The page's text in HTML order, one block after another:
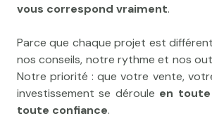
👉 Vous recherchez une
Venez rencontrerLe Marché
équipe locale, engagée et à votre
projet est entre de bonnes mains.
vous correspond vraiment.
Parce que chaque projet est
nos conseils, notre rythme et nos
Notre priorité : que votre vente,
investissement se déroule en
toute confiance.